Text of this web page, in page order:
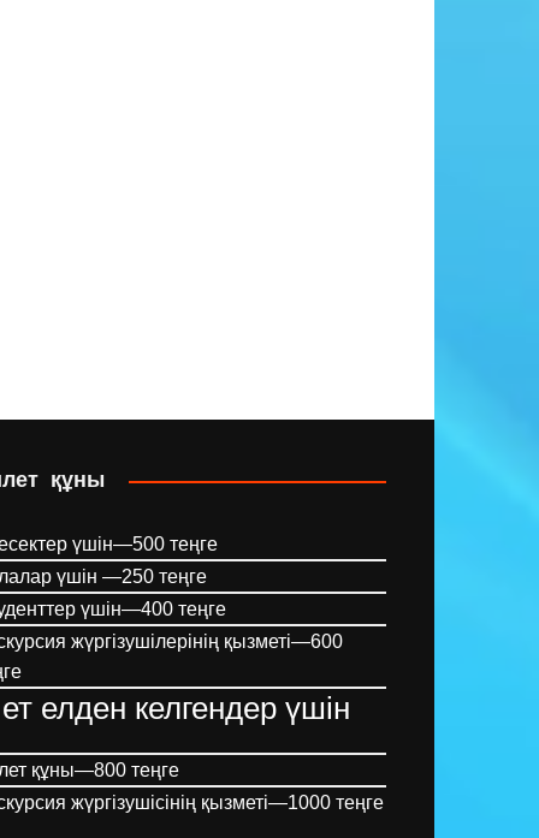
құны
үшін—500 теңге
үшін —250 теңге
үшін—400 теңге
жүргізушілерінің қызметі—600
елден келгендер үшін
құны—800 теңге
жүргізушісінің қызметі—1000 теңге